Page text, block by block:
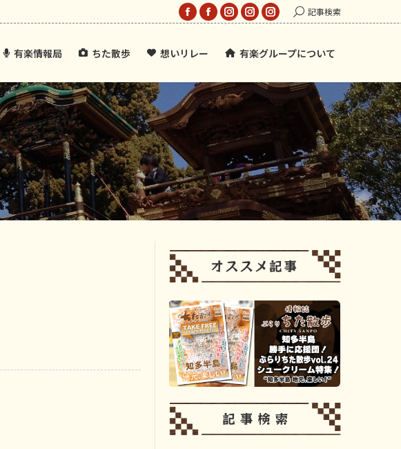
Facebook
opens
new
window
Facebook
opens
new
window
Instagram
opens
new
window
Instagram
opens
new
Instagram
opens
new
window
Search:記事検索
有楽情報局 ちた散歩 想いリレー 有楽グループについて